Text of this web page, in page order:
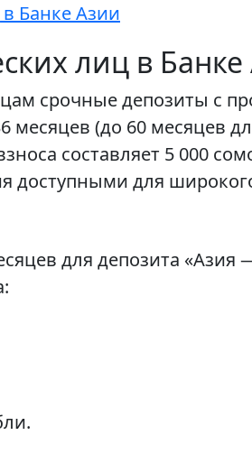
Банке Азии
лиц в Банке
срочные депозиты с
(до 60 месяцев
составляет 5 000
доступными для
для депозита «Азия